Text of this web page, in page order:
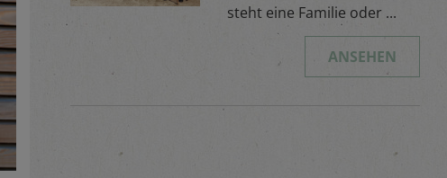
steht eine Familie oder ...
ANSEHEN